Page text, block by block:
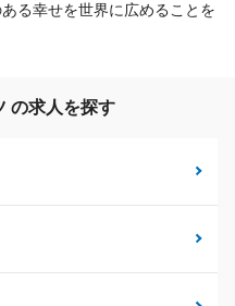
る幸せを世界に広めることを
の求人を探す